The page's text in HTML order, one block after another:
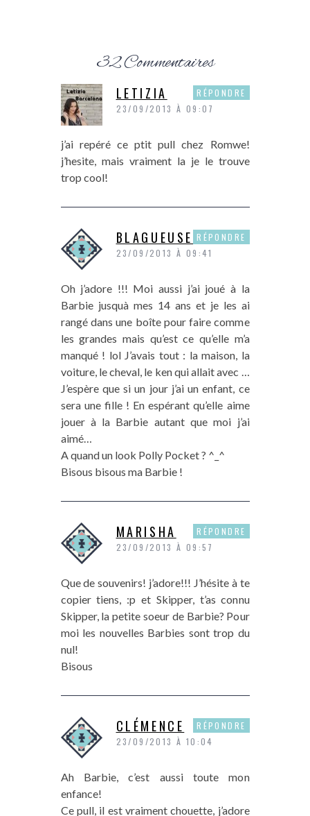
32 Commentaires
LETIZIA
23/09/2013 À 09:07
j’ai repéré ce ptit pull chez Romwe!
j’hesite, mais vraiment la je le trouve
trop cool!
RÉPONDRE
BLAGUEUSEDEMODE
23/09/2013 À 09:41
Oh j’adore !!! Moi aussi j’ai joué à la
Barbie jusquà mes 14 ans et je les ai
rangé dans une boîte pour faire comme
les grandes mais qu’est ce qu’elle m’a
manqué ! lol J’avais tout : la maison, la
voiture, le cheval, le ken qui allait avec …
J’espère que si un jour j’ai un enfant, ce
sera une fille ! En espérant qu’elle aime
jouer à la Barbie autant que moi j’ai
aimé…
A quand un look Polly Pocket ? ^_^
Bisous bisous ma Barbie !
RÉPONDRE
MARISHA
23/09/2013 À 09:57
Que de souvenirs! j’adore!!! J’hésite à te
copier tiens, :p et Skipper, t’as connu
Skipper, la petite soeur de Barbie? Pour
moi les nouvelles Barbies sont trop du
nul!
Bisous
RÉPONDRE
CLÉMENCE
23/09/2013 À 10:04
Ah Barbie, c’est aussi toute mon
enfance!
Ce pull, il est vraiment chouette, j’adore
RÉPONDRE